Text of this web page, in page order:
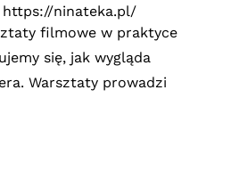
https://ninateka.pl/
filmowe w praktyce
się, jak wygląda
Warsztaty prowadzi